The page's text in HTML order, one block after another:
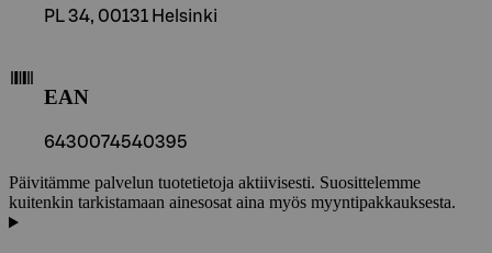
PL 34, 00131 Helsinki
EAN
6430074540395
Päivitämme palvelun tuotetietoja aktiivisesti. Suosittelemme
kuitenkin tarkistamaan ainesosat aina myös myyntipakkauksesta.